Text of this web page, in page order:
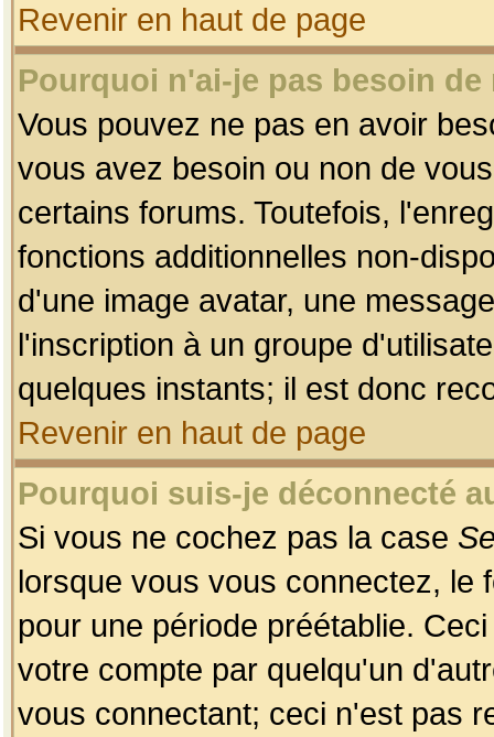
Revenir en haut de page
Pourquoi n'ai-je pas besoin
Vous pouvez ne pas en avoir
vous avez besoin ou non de
certains forums. Toutefois,
fonctions additionnelles non-
d'une image avatar, une
l'inscription à un groupe
quelques instants; il est donc
Revenir en haut de page
Pourquoi suis-je déconnecté
Si vous ne cochez pas la case
lorsque vous vous connectez, le
pour une période préétablie.
votre compte par quelqu'un
vous connectant; ceci n'est pas